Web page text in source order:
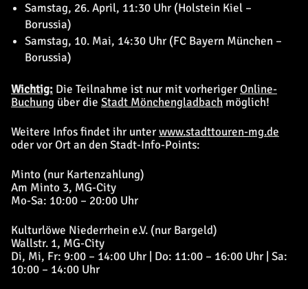
Samstag, 26. April, 11:30 Uhr (Holstein Kiel –
Borussia)
Samstag, 10. Mai, 14:30 Uhr (FC Bayern München –
Borussia)
Wichtig: Die Teilnahme ist nur mit vorherigerOnline-
Buchung über die Stadt Mönchengladbach möglich!
Weitere Infos findet ihr unterwww.stadttouren-mg.de
oder vor Ort an den Stadt-Info-Points:
Minto (nur Kartenzahlung)
Am Minto 3, MG-City
Mo-Sa: 10:00 – 20:00 Uhr
Kulturlöwe Niederrhein e.V. (nur Bargeld)
Wallstr. 1, MG-City
Di, Mi, Fr: 9:00 – 14:00 Uhr | Do: 11:00 – 16:00 Uhr | Sa:
10:00 – 14:00 Uhr